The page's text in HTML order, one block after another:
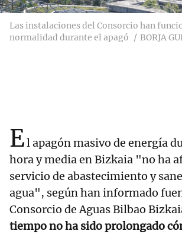
Las instalaciones del Consorcio han
normalidad durante el apagó
BORJA
El apagón masivo de energía
hora y media en Bizkaia "no ha
servicio de abastecimiento y
agua", según han informado
Consorcio de Aguas Bilbao
tiempo no ha sido prolongado